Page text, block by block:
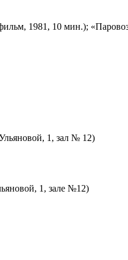
1981, 10 мин.);
1, зал № 12)
1, зале №12)